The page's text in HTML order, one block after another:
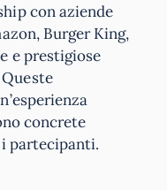
con aziende
Burger King,
e prestigiose
concrete
partecipanti.